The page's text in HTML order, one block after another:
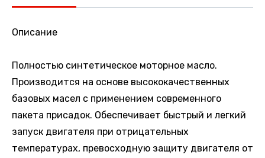
Описание
Полностью синтетическое моторное масло.
Производится на основе высококачественных
базовых масел с применением современного
пакета присадок. Обеспечивает быстрый и легкий
запуск двигателя при отрицательных
температурах, превосходную защиту двигателя от